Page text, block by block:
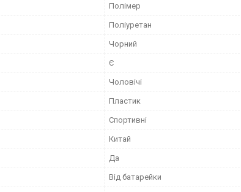
Полімер
Поліуретан
Чорний
Є
Чоловічі
Пластик
Спортивні
Китай
Да
Від батарейки